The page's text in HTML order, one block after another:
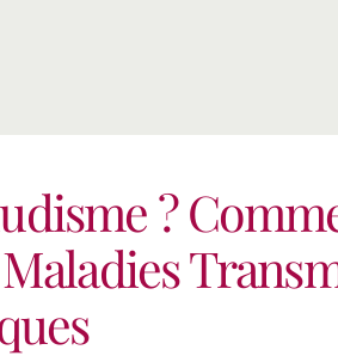
?